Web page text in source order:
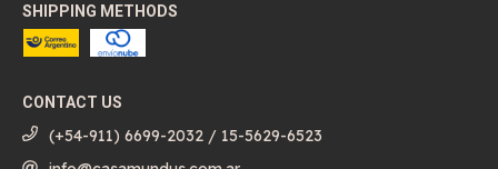
SHIPPING METHODS
CONTACT US
(+54-911) 6699-2032 / 15-5629-6523